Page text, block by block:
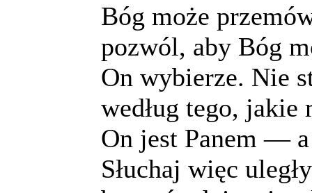
Bóg może
pozwól, aby Bóg
On wybierze. Nie
według tego, jakie
On jest Panem — a
Słuchaj więc